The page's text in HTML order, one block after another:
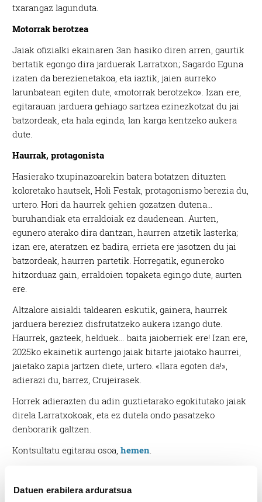
Datuen erabilera arduratsua
txarangaz lagunduta.
Motorrak berotzea
Jaiak ofizialki ekainaren 3an hasiko diren arren, gaurtik
bertatik egongo dira jarduerak Larratxon; Sagardo Eguna
izaten da berezienetakoa, eta iaztik, jaien aurreko
larunbatean egiten dute, «motorrak berotzeko». Izan ere,
egitarauan jarduera gehiago sartzea ezinezkotzat du jai
batzordeak, eta hala eginda, lan karga kentzeko aukera
dute.
Haurrak, protagonista
Hasierako txupinazoarekin batera botatzen dituzten
koloretako hautsek, Holi Festak, protagonismo berezia du,
urtero. Hori da haurrek gehien gozatzen dutena…
buruhandiak eta erraldoiak ez daudenean. Aurten,
egunero aterako dira dantzan, haurren atzetik lasterka;
izan ere, ateratzen ez badira, errieta ere jasotzen du jai
batzordeak, haurren partetik. Horregatik, eguneroko
hitzorduaz gain, erraldoien topaketa egingo dute, aurten
ere.
Altzalore aisialdi taldearen eskutik, gainera, haurrek
jarduera bereziez disfrutatzeko aukera izango dute.
Haurrek, gazteek, helduek… baita jaioberriek ere! Izan ere,
2025ko ekainetik aurtengo jaiak bitarte jaiotako haurrei,
jaietako zapia jartzen diete, urtero. «Ilara egoten da!»,
adierazi du, barrez, Crujeirasek.
Horrek adierazten du adin guztietarako egokitutako jaiak
direla Larratxokoak, eta ez dutela ondo pasatzeko
denborarik galtzen.
Kontsultatu egitarau osoa,hemen